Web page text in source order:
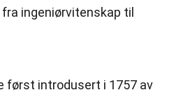
ingeniørvitenskap til
først introdusert i 1757 av